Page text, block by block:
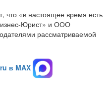
«в настоящее время есть
Юрист» и ООО
рассматриваемой
в MAX